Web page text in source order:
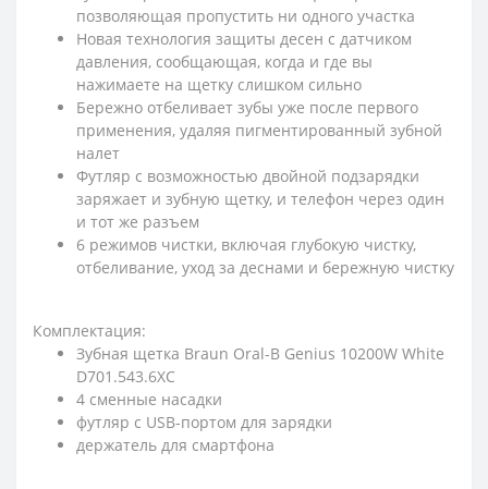
позволяющая пропустить ни одного участка
Новая технология защиты десен с датчиком
давления, сообщающая, когда и где вы
нажимаете на щетку слишком сильно
Бережно отбеливает зубы уже после первого
применения, удаляя пигментированный зубной
налет
Футляр с возможностью двойной подзарядки
заряжает и зубную щетку, и телефон через один
и тот же разъем
6 режимов чистки, включая глубокую чистку,
отбеливание, уход за деснами и бережную чистку
Комплектация:
Зубная щетка Braun Oral-B Genius 10200W White
D701.543.6XC
4 сменные насадки
футляр с USB-портом для зарядки
держатель для смартфона